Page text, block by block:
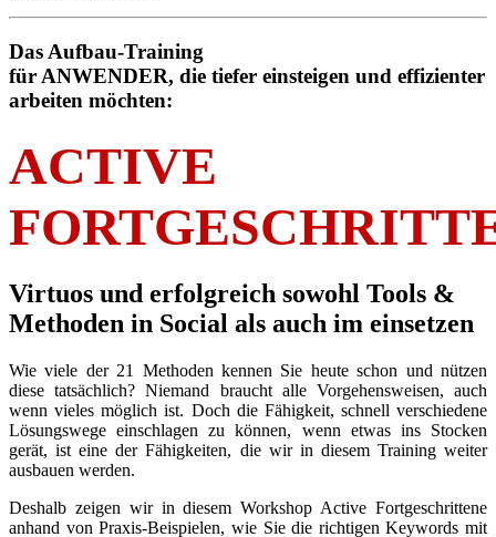
Das Aufbau-Training
für ANWENDER, die tiefer einsteigen und effizienter
arbeiten möchten:
ACTIVE
Virtuos und erfolgreich sowohl Tools &
Methoden in Social als auch im einsetzen
Wie viele der 21 Methoden kennen Sie heute schon und nützen
diese tatsächlich? Niemand braucht alle Vorgehensweisen, auch
wenn vieles möglich ist. Doch die Fähigkeit, schnell verschiedene
Lösungswege einschlagen zu können, wenn etwas ins Stocken
gerät, ist eine der Fähigkeiten, die wir in diesem Training weiter
ausbauen werden.
Deshalb zeigen wir in diesem Workshop Active Fortgeschrittene
anhand von Praxis-Beispielen, wie Sie die richtigen Keywords mit